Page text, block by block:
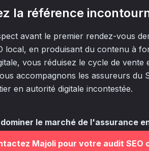
la référence
avant le premier rendez-vous
local, en produisant du contenu à
vous réduisez le cycle de vente
accompagnons les assureurs du
en autorité digitale incontestée.
le marché de l'assurance
Majoli pour votre audit SEO